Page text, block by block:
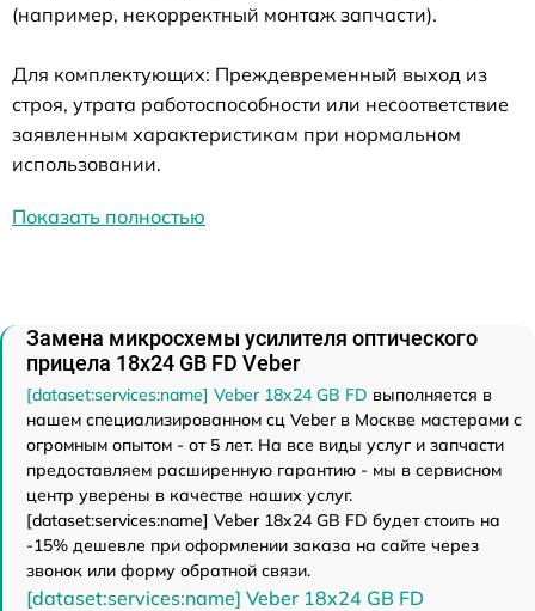
(например, некорректный монтаж запчасти).
Для комплектующих: Преждевременный выход из
строя, утрата работоспособности или несоответствие
заявленным характеристикам при нормальном
использовании.
Показать полностью
Замена микросхемы усилителя оптического
прицела 18x24 GB FD Veber
[dataset:services:name] Veber 18x24 GB FD выполняется в
нашем специализированном сц Veber в Москве мастерами с
огромным опытом - от 5 лет. На все виды услуг и запчасти
предоставляем расширенную гарантию - мы в сервисном
центр уверены в качестве наших услуг.
[dataset:services:name] Veber 18x24 GB FD будет стоить на
-15% дешевле при оформлении заказа на сайте через
звонок или форму обратной связи.
[dataset:services:name] Veber 18x24 GB FD